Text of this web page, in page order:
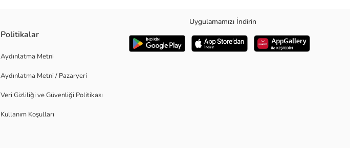
Politikalar
Aydınlatma Metni
Aydınlatma Metni / Pazaryeri
Veri Gizliliği ve Güvenliği Politikası
Kullanım Koşulları
Uygulamamızı İndirin